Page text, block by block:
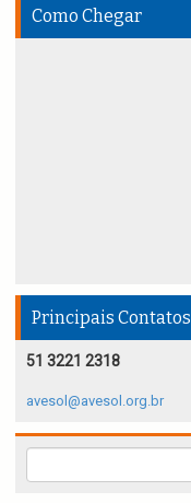
Como Chegar
Principais Contatos
51 3221 2318
avesol@avesol.org.br